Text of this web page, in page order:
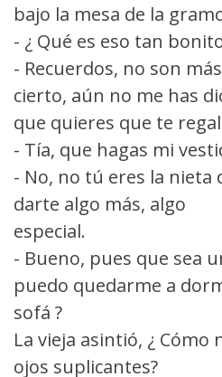
bajo la mesa de la
- ¿ Qué es eso tan
- Recuerdos, no son
cierto, aún no me has
que quieres que te
- Tía, que hagas mi
- No, no tú eres la nieta
darte algo más, algo
especial.
- Bueno, pues que sea
puedo quedarme a
sofá ?
La vieja asintió, ¿ Cómo
ojos suplicantes?